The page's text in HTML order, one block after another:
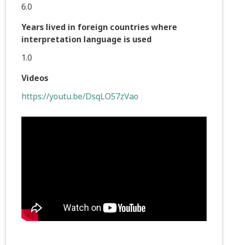
6.0
Years lived in foreign countries where
interpretation language is used
1.0
Videos
https://youtu.be/DsqLO57zVao